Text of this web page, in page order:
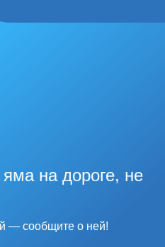
на дороге, не
— сообщите о ней!